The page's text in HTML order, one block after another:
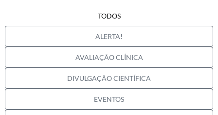
ALERTA!
AVALIAÇÃO CLÍNICA
DIVULGAÇÃO CIENTÍFICA
EVENTOS
TODOS